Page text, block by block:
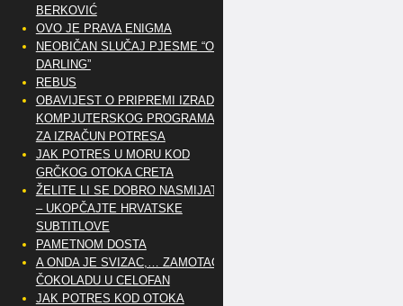
BERKOVIĆ
OVO JE PRAVA ENIGMA
NEOBIČAN SLUČAJ PJESME “OH
DARLING”
REBUS
OBAVIJEST O PRIPREMI IZRADE
KOMPJUTERSKOG PROGRAMA
ZA IZRAČUN POTRESA
JAK POTRES U MORU KOD
GRČKOG OTOKA CRETA
ŽELITE LI SE DOBRO NASMIJATI
– UKOPČAJTE HRVATSKE
SUBTITLOVE
PAMETNOM DOSTA
A ONDA JE SVIZAC,… ZAMOTAO
ČOKOLADU U CELOFAN
JAK POTRES KOD OTOKA